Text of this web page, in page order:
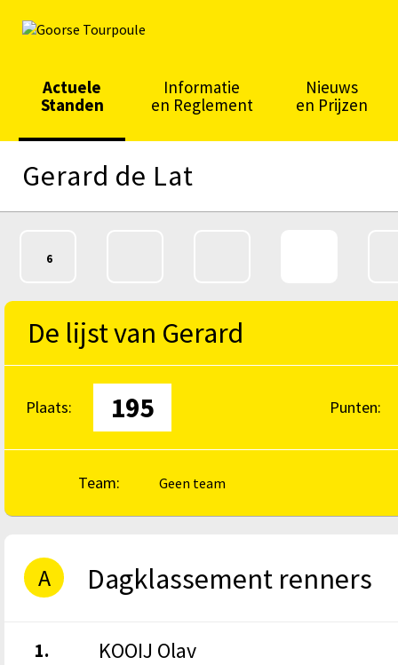
Actuele
Standen
Informatie
en Reglement
Nieuws
en Prijzen
Gerard de Lat
6
KLASSEMENT KLASSEMENT
De lijst van Gerard
Plaats: 195 Punten:
Team: Geen team
A Dagklassement renners
1. KOOIJ Olav